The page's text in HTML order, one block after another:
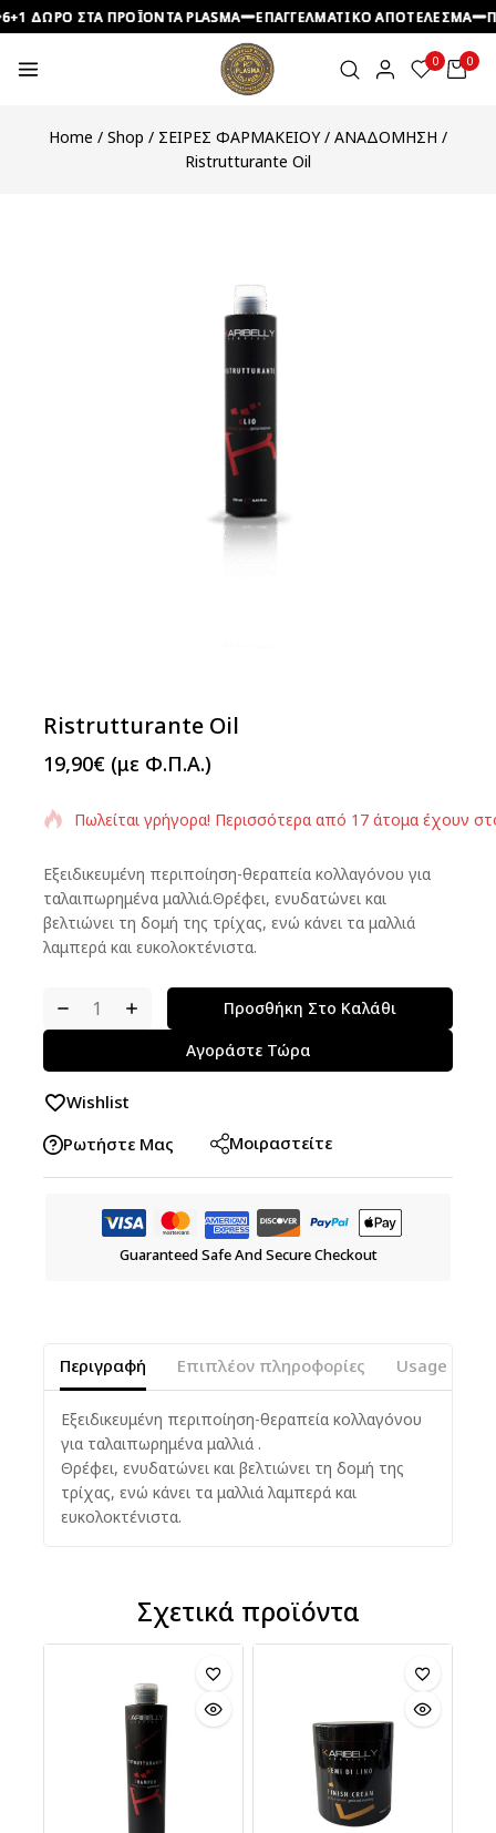
ΣΤΑ ΠΡΟΪΟΝΤΑ PLASMA ΕΠΑΓΓΕΛΜΑΤΙΚΟ ΑΠΟΤΕΛΕΣΜΑ
ΣΤΑ ΠΡΟΪΟΝΤΑ PLASMA ΕΠΑΓΓΕΛΜΑΤΙΚΟ ΑΠΟΤΕΛΕΣΜΑ
ΣΤΑ ΠΡΟΪΟΝΤΑ PLASMA ΕΠΑΓΓΕΛΜΑΤΙΚΟ ΑΠΟΤΕΛΕΣΜΑ
0 0
Home / Shop / ΣΕΙΡΕΣ ΦΑΡΜΑΚΕΙΟΥ / ΑΝΑΔΟΜΗΣΗ /
Ristrutturante Oil
Ristrutturante Oil
19,90€ (με Φ.Π.Α.)
Πωλείται γρήγορα! Περισσότερα από 17 άτομα έχουν
Εξειδικευμένη περιποίηση-θεραπεία κολλαγόνου για
ταλαιπωρημένα μαλλιά.Θρέφει, ενυδατώνει και
βελτιώνει τη δομή της τρίχας, ενώ κάνει τα μαλλιά
λαμπερά και ευκολοκτένιστα.
Προσθήκη Στο Καλάθι
Αγοράστε Τώρα
Wishlist
Ρωτήστε Μας
Μοιραστείτε
Guaranteed Safe And Secure Checkout
Περιγραφή Επιπλέον πληροφορίες Usage
Εξειδικευμένη περιποίηση-θεραπεία κολλαγόνου
για ταλαιπωρημένα μαλλιά .
Θρέφει, ενυδατώνει και βελτιώνει τη δομή της
τρίχας, ενώ κάνει τα μαλλιά λαμπερά και
ευκολοκτένιστα.
Σχετικά προϊόντα